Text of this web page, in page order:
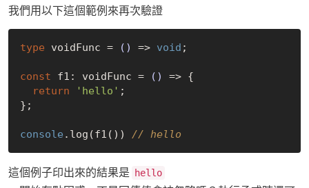
我們用以下這個範例來再次驗證
type voidFunc = () => void ;
const f1: voidFunc = () => {
return
'hello' ;
};
console .log(f1()) // hello
這個例子印出來的結果是 hello